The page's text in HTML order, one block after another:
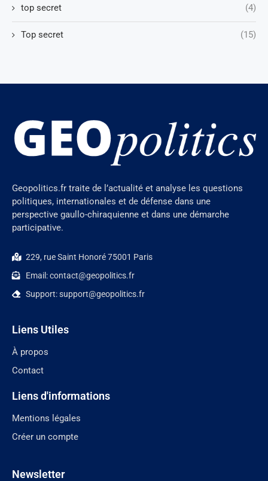
top secret (4)
Top secret (15)
Geopolitics.fr traite de l’actualité et analyse les questions
politiques, internationales et de défense dans une
perspective gaullo-chiraquienne et dans une démarche
participative.
229, rue Saint Honoré 75001 Paris
Email: contact@geopolitics.fr
Support: support@geopolitics.fr
Liens Utiles
À propos
Contact
Liens d'informations
Mentions légales
Créer un compte
Newsletter